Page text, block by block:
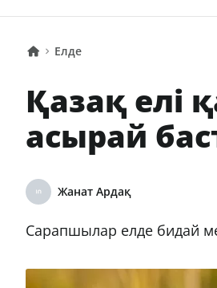
Елде
Қазақ елі
асырай
Жанат Ардақ
Сарапшылар елде бидай